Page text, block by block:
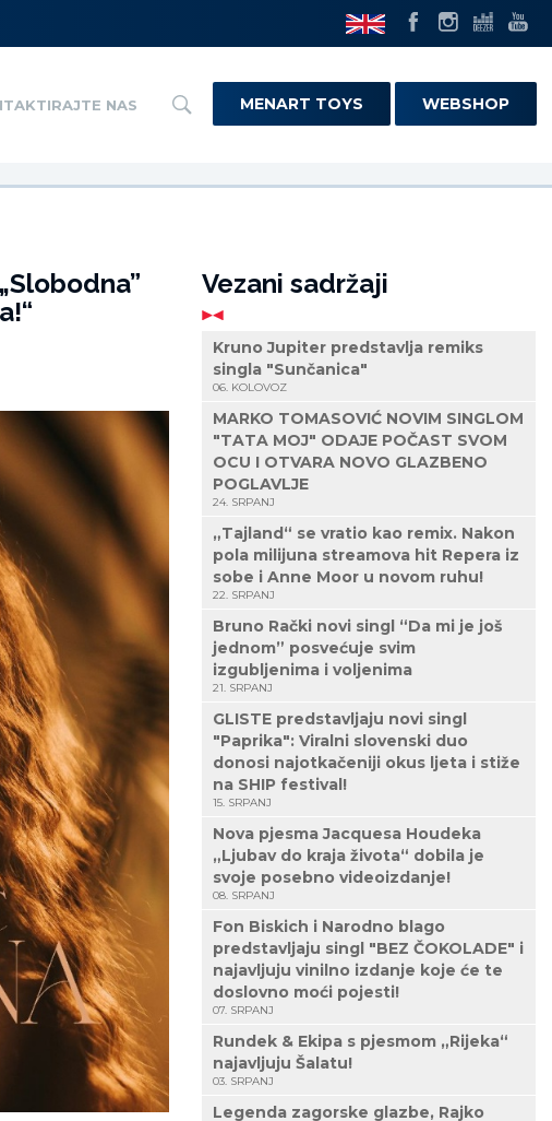
NAS MENART TOYS WEBSHOP
Vezani sadržaji
Kruno Jupiter predstavlja remiks
singla "Sunčanica"
06. KOLOVOZ
MARKO TOMASOVIĆ NOVIM SINGLOM
"TATA MOJ" ODAJE POČAST SVOM
OCU I OTVARA NOVO GLAZBENO
POGLAVLJE
24. SRPANJ
„Tajland“ se vratio kao remix. Nakon
pola milijuna streamova hit Repera iz
sobe i Anne Moor u novom ruhu!
22. SRPANJ
Bruno Rački novi singl “Da mi je još
jednom” posvećuje svim
izgubljenima i voljenima
21. SRPANJ
GLISTE predstavljaju novi singl
"Paprika": Viralni slovenski duo
donosi najotkačeniji okus ljeta i stiže
na SHIP festival!
15. SRPANJ
Nova pjesma Jacquesa Houdeka
„Ljubav do kraja života“ dobila je
svoje posebno videoizdanje!
08. SRPANJ
Fon Biskich i Narodno blago
predstavljaju singl "BEZ ČOKOLADE" i
najavljuju vinilno izdanje koje će te
doslovno moći pojesti!
07. SRPANJ
Rundek & Ekipa s pjesmom „Rijeka“
najavljuju Šalatu!
03. SRPANJ
Legenda zagorske glazbe, Rajko